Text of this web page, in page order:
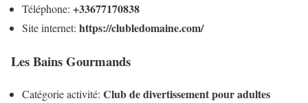
Téléphone: +33677170838
Site internet: https://clubledomaine.com/
Les Bains Gourmands
Catégorie activité: Club de divertissement pour adultes